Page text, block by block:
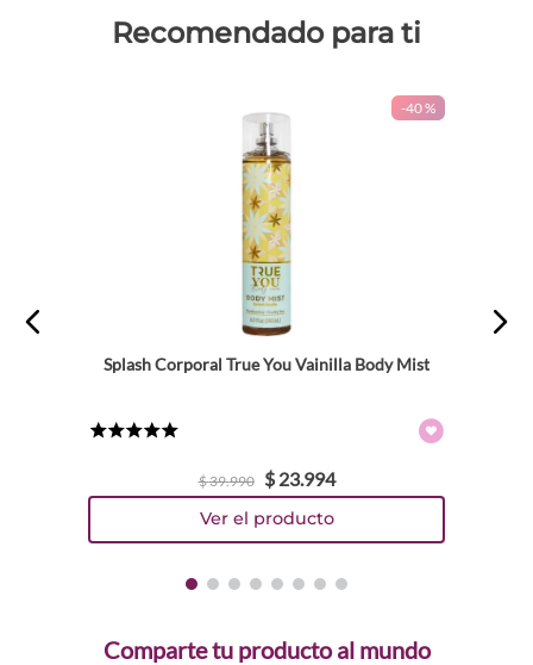
Recomendado para ti
-40 %
Splash Corporal True You Vainilla Body Mist
$39.990 $ 23.994
Comparte